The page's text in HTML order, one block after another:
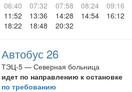
06:40
07:32 07:58 08:24 09:16
11:52
13:36 14:28 14:54 16:12
18:22
18:48 20:32
Автобус 26
ТЭЦ-5 — Северная больница
идет по направлению к остановке
по требованию